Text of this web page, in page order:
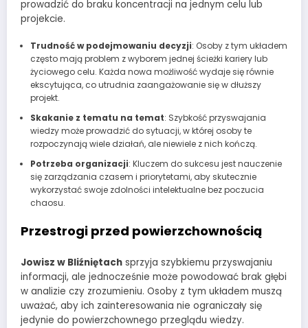
prowadzić do braku koncentracji na jednym celu lub
projekcie.
Trudność w podejmowaniu decyzji: Osoby z tym układem
często mają problem z wyborem jednej ścieżki kariery lub
życiowego celu. Każda nowa możliwość wydaje się równie
ekscytująca, co utrudnia zaangażowanie się w dłuższy
projekt.
Skakanie z tematu na temat: Szybkość przyswajania
wiedzy może prowadzić do sytuacji, w której osoby te
rozpoczynają wiele działań, ale niewiele z nich kończą.
Potrzeba organizacji: Kluczem do sukcesu jest nauczenie
się zarządzania czasem i priorytetami, aby skutecznie
wykorzystać swoje zdolności intelektualne bez poczucia
chaosu.
Przestrogi przed powierzchownością
Jowisz w Bliźniętach sprzyja szybkiemu przyswajaniu
informacji, ale jednocześnie może powodować brak głębi
w analizie czy zrozumieniu. Osoby z tym układem muszą
uważać, aby ich zainteresowania nie ograniczały się
jedynie do powierzchownego przeglądu wiedzy.